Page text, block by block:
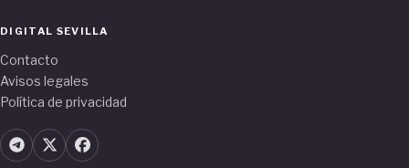
DIGITAL SEVILLA
Contacto
Avisos legales
Política de privacidad